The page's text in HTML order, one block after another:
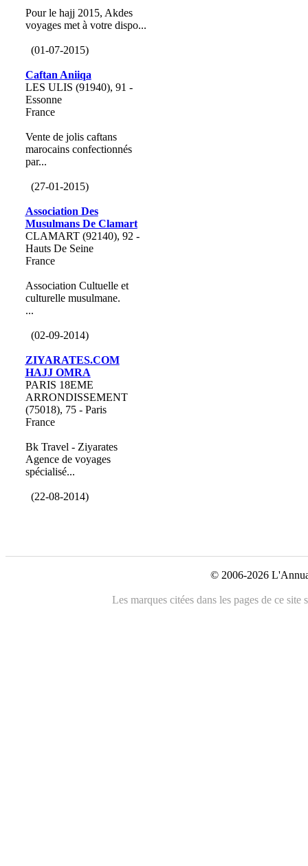
Pour le hajj 2015, Akdes
voyages met à votre dispo...
(01-07-2015)
Caftan Aniiqa
LES ULIS (91940), 91 -
Essonne
France
Vente de jolis caftans
marocains confectionnés
par...
(27-01-2015)
Association Des
Musulmans De Clamart
CLAMART (92140), 92 -
Hauts De Seine
France
Association Cultuelle et
culturelle musulmane.
...
(02-09-2014)
ZIYARATES.COM
HAJJ OMRA
PARIS 18EME
ARRONDISSEMENT
(75018), 75 - Paris
France
Bk Travel - Ziyarates
Agence de voyages
spécialisé...
(22-08-2014)
© 2006-2026
Les marques citées dans les pages de ce